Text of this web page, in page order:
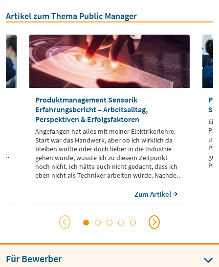
Artikel zum Thema Public Manager
Produktmanagement Sensorik
Erfahrungsbericht – Arbeitsalltag,
Perspektiven & Erfolgsfaktoren
Angefangen hat alles mit meiner Elektrikerlehre.
Start war das Handwerk, aber ob ich wirklich da
bleiben wollte oder doch lieber in die Industrie
gehen würde, wusste ich zu diesem Zeitpunkt
noch nicht. Ich hätte auch nicht gedacht, dass ich
eben nicht als Techniker arbeiten würde. Nachdem
staatlich geprüften Techniker bezeichnen durfte,
Zum Artikel
Für Bewerber